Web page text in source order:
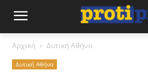
Αρχική Δυτική Αθήνα
Δυτική Αθήνα